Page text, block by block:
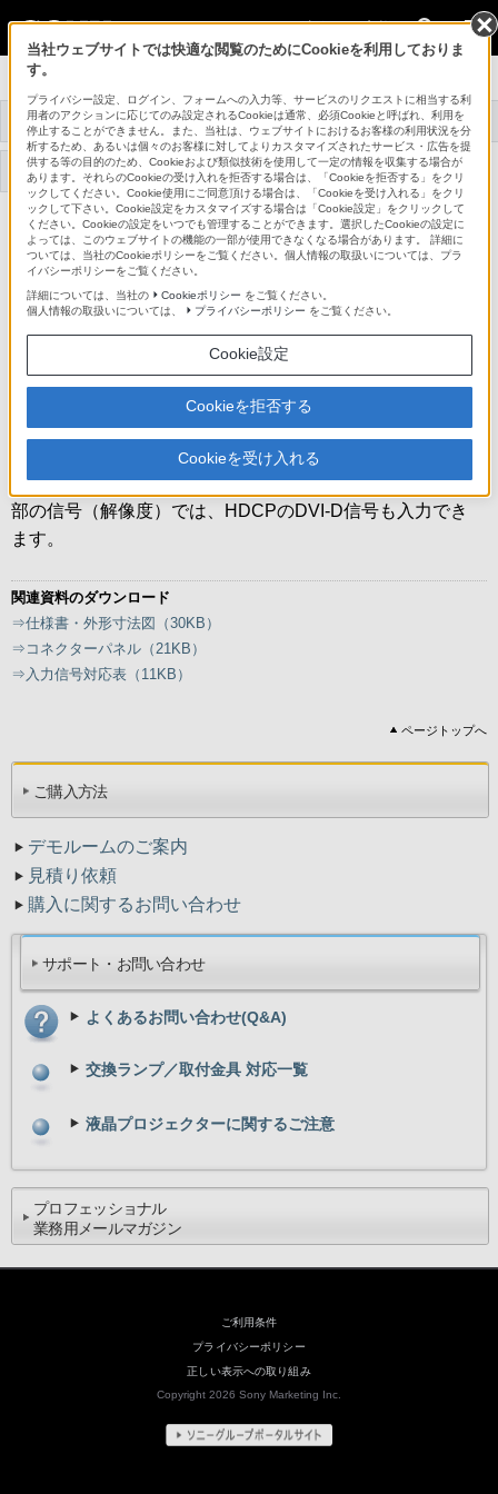
法人のお客様
データプロジェクター
トップ 商品一覧 関連商品 事例紹介
サポート・お問い合わせ
LKRI-005
●HDCP対応DVI入力ボード
外部コンピューターなどを接続し、デジタルのDVI信号
（プログレッシブのみ）を入力することができます。一
部の信号（解像度）では、HDCPのDVI-D信号も入力でき
ます。
関連資料のダウンロード
⇒仕様書・外形寸法図（30KB）
⇒コネクターパネル（21KB）
⇒入力信号対応表（11KB）
ページトップへ
ご購入方法
デモルームのご案内
見積り依頼
購入に関するお問い合わせ
サポート・お問い合わせ
よくあるお問い合わせ(Q&A)
交換ランプ／取付金具 対応一覧
液晶プロジェクターに関するご注意
プロフェッショナル
業務用メールマガジン
ご利用条件
プライバシーポリシー
正しい表示への取り組み
Copyright 2026 Sony Marketing Inc.
当社ウェブサイトでは快適な閲覧のためにCookieを利用しておりま
す。
プライバシー設定、ログイン、フォームへの入力等、サービスのリクエストに相当する利
用者のアクションに応じてのみ設定されるCookieは通常、必須Cookieと呼ばれ、利用を
停止することができません。また、当社は、ウェブサイトにおけるお客様の利用状況を分
析するため、あるいは個々のお客様に対してよりカスタマイズされたサービス・広告を提
供する等の目的のため、Cookieおよび類似技術を使用して一定の情報を収集する場合が
あります。それらのCookieの受け入れを拒否する場合は、「Cookieを拒否する」をクリ
ックしてください。Cookie使用にご同意頂ける場合は、「Cookieを受け入れる」をクリ
ックして下さい。Cookie設定をカスタマイズする場合は「Cookie設定」をクリックして
ください。Cookieの設定をいつでも管理することができます。選択したCookieの設定に
よっては、このウェブサイトの機能の一部が使用できなくなる場合があります。 詳細に
ついては、当社のCookieポリシーをご覧ください。個人情報の取扱いについては、プラ
イバシーポリシーをご覧ください。
詳細については、当社の
Cookieポリシー をご覧ください。
個人情報の取扱いについては、
プライバシーポリシー をご覧ください。
Cookie設定
Cookieを拒否する
Cookieを受け入れる